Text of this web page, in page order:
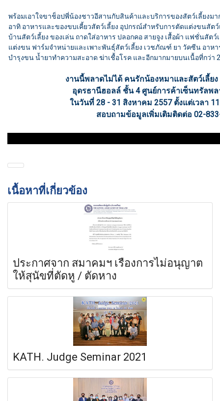
พร้อมเอาใจขาช็อปพี่น้องชาวอีสานกับสินค้าและบริการของสัตว์เลี้ยงม
อาทิ อาหารและของขบเคี้ยวสัตว์เลี้ยง อุปกรณ์สำหรับการตัดแต่งขนสัตว์
บ้านสัตว์เลี้ยง ของเล่น ถาดใส่อาหาร ปลอกคอ สายจูง เสื้อผ้า แฟชั่นสัตว์
แต่งขน ฟาร์มจำหน่ายและเพาะพันธุ์สัตว์เลี้ยง เวชภัณฑ์ ยา วัคซีน อาห
บำรุงขน น้ำยาทำความสะอาด ฆ่าเชื้อโรค และอีกมากมายบนเนื้อที่กว่า
งานนี้พลาดไม่ได้ คนรักน้องหมาและสัตว์เลี้ย
อุดรธานีฮอลล์ ชั้น 4 ศูนย์การค้าเซ็นทรัลพ
ในวันที่ 28 - 31 สิงหาคม 2557 ตั้งแต่เวลา
สอบถามข้อมูลเพิ่มเติมติดต่อ 02-
เนื้อหาที่เกี่ยวข้อง
ประกาศจาก สมาคมฯ เรื่องการไม่อนุญาต
ให้สุนัขที่ตัดหู / ตัดหาง
KATH. Judge Seminar 2021